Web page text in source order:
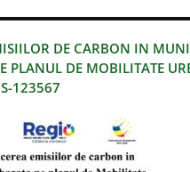
DE CARBON IN
PLANUL DE MOBILITATE
123567